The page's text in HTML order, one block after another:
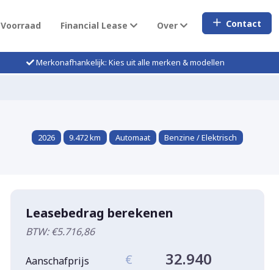
Voorraad Financial Lease Over Contact
Merkonafhankelijk: Kies uit alle merken & modellen
2026 9.472 km Automaat Benzine / Elektrisch
Leasebedrag berekenen
BTW: €5.716,86
Aanschafprijs € 32.940